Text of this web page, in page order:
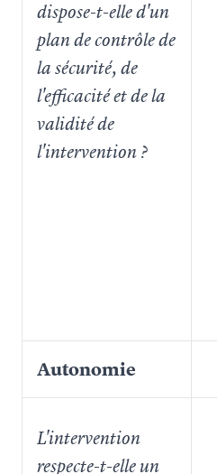
dispose-t-elle d'un
plan de contrôle de
la sécurité, de
l'efficacité et de la
validité de
l'intervention ?
Autonomie
L'intervention
respecte-t-elle un